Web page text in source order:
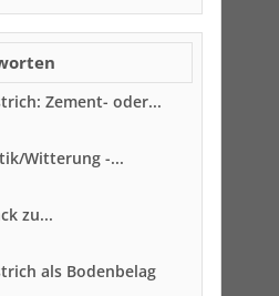
Zement- oder...
Witterung -...
zu...
als Bodenbelag